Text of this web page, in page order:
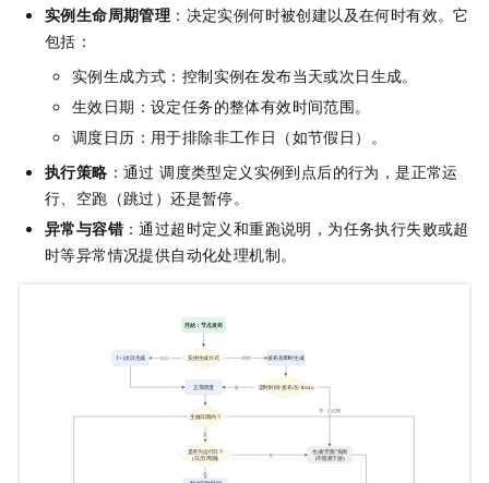
实例生命周期管理 ：决定实例何时被创建以及在何时有效。它
包括：
实例生成方式：控制实例在发布当天或次日生成。
生效日期：设定任务的整体有效时间范围。
调度日历：用于排除非工作日（如节假日）。
执行策略 ：通过 调度类型定义实例到点后的行为，是正常运
行、空跑（跳过）还是暂停。
异常与容错 ：通过超时定义和重跑说明，为任务执行失败或超
时等异常情况提供自动化处理机制。